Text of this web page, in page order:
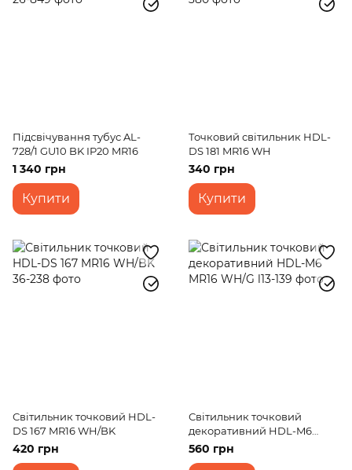
Підсвічування тубус AL-
728/1 GU10 BK IP20 MR16
1 340 грн
Купити
Точковий світильник HDL-
DS 181 MR16 WH
340 грн
Купити
Світильник точковий HDL-
DS 167 MR16 WH/BK
420 грн
Світильник точковий
декоративний HDL-M6
MR16 WH/G
560 грн